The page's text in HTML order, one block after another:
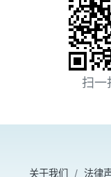
扫一
关于我们 法律